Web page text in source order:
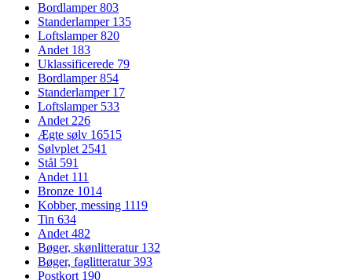
Bordlamper803
Standerlamper 135
Loftslamper820
Andet 183
Uklassificerede 79
Bordlamper854
Standerlamper 17
Loftslamper 533
Andet226
Ægte sølv 16515
Sølvplet2541
Stål 591
Andet 111
Bronze 1014
Kobber, messing 1119
Tin 634
Andet482
Bøger, skønlitteratur 132
Bøger, faglitteratur393
Postkort 190